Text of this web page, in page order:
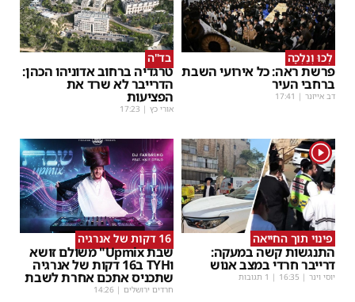
לְכוּ וְנֵלְכָה
פרשת ראה: כל אירועי השבת
ברחבי העיר
דב אייזנר |
17:41
בד"ה
טרגדיה ברחוב אדוניהו הכהן:
הדרייבר לא שרד את
הפציעות
אורי כץ |
17:23
1
פינוי תוך החייאה
התנגשות קשה במעקה:
דרייבר חרדי במצב אנוש
יוסי וינר |
16:35 | 1 תגובות
16 דקות של אנרגיה
שבת Upmix" משולם זושא
וTYH ב16 דקות של אנרגיה
שתכניס אתכם אחרת לשבת
חרדים ירושלים |
14:26